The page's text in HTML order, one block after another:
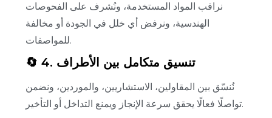
نراقب المواد المستخدمة، ونُشرف على الفحوصات
الهندسية، ونرفض أي خلل في الجودة أو مخالفة
للمواصفات.
🔄 4. تنسيق متكامل بين الأطراف
نُنسّق بين المقاولين، الاستشاريين، والموردين، ونضمن
تواصلًا فعالًا يحقق سرعة الإنجاز ويمنع التداخل أو التأخير.